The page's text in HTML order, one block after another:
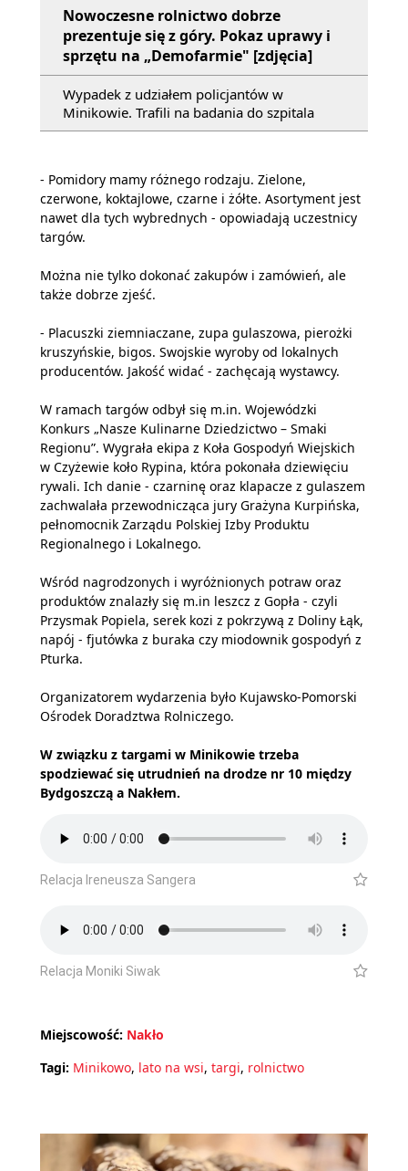
Nowoczesne rolnictwo dobrze
prezentuje się z góry. Pokaz uprawy i
sprzętu na „Demofarmie" [zdjęcia]
Wypadek z udziałem policjantów w
Minikowie. Trafili na badania do szpitala
- Pomidory mamy różnego rodzaju. Zielone,
czerwone, koktajlowe, czarne i żółte. Asortyment jest
nawet dla tych wybrednych - opowiadają uczestnicy
targów.
Można nie tylko dokonać zakupów i zamówień, ale
także dobrze zjeść.
- Placuszki ziemniaczane, zupa gulaszowa, pierożki
kruszyńskie, bigos. Swojskie wyroby od lokalnych
producentów. Jakość widać - zachęcają wystawcy.
W ramach targów odbył się m.in. Wojewódzki
Konkurs „Nasze Kulinarne Dziedzictwo – Smaki
Regionu”. Wygrała ekipa z Koła Gospodyń Wiejskich
w Czyżewie koło Rypina, która pokonała dziewięciu
rywali. Ich danie - czarninę oraz klapacze z gulaszem
zachwalała przewodnicząca jury Grażyna Kurpińska,
pełnomocnik Zarządu Polskiej Izby Produktu
Regionalnego i Lokalnego.
Wśród nagrodzonych i wyróżnionych potraw oraz
produktów znalazły się m.in leszcz z Gopła - czyli
Przysmak Popiela, serek kozi z pokrzywą z Doliny Łąk,
napój - fjutówka z buraka czy miodownik gospodyń z
Pturka.
Organizatorem wydarzenia było Kujawsko-Pomorski
Ośrodek Doradztwa Rolniczego.
W związku z targami w Minikowie trzeba
spodziewać się utrudnień na drodze nr 10 między
Bydgoszczą a Nakłem.
Relacja Ireneusza Sangera
Relacja Moniki Siwak
Miejscowość: Nakło
Tagi: Minikowo, lato na wsi, targi, rolnictwo